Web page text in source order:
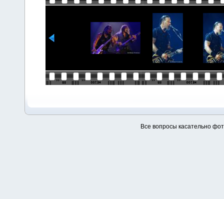
Все вопросы касательно